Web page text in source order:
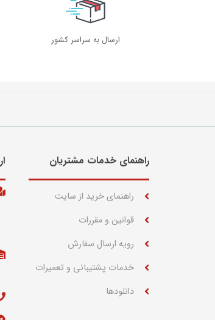
ارسال به سراسر کشور
راهنمای خدمات مشتریان
راهنمای خرید از سایت
قوانین و مقررات
رویه ارسال سفارش
خدمات پشتیبانی و تعمیرات
دانلودها